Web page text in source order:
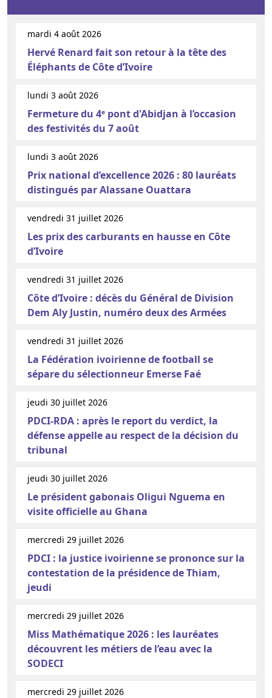
mardi 4 août 2026
Hervé Renard fait son retour à la tête des
Éléphants de Côte d’Ivoire
lundi 3 août 2026
Fermeture du 4ᵉ pont d'Abidjan à l’occasion
des festivités du 7 août
lundi 3 août 2026
Prix national d’excellence 2026 : 80 lauréats
distingués par Alassane Ouattara
vendredi 31 juillet 2026
Les prix des carburants en hausse en Côte
d’Ivoire
vendredi 31 juillet 2026
Côte d’Ivoire : décès du Général de Division
Dem Aly Justin, numéro deux des Armées
vendredi 31 juillet 2026
La Fédération ivoirienne de football se
sépare du sélectionneur Emerse Faé
jeudi 30 juillet 2026
PDCI-RDA : après le report du verdict, la
défense appelle au respect de la décision du
tribunal
jeudi 30 juillet 2026
Le président gabonais Oligui Nguema en
visite officielle au Ghana
mercredi 29 juillet 2026
PDCI : la justice ivoirienne se prononce sur la
contestation de la présidence de Thiam,
jeudi
mercredi 29 juillet 2026
Miss Mathématique 2026 : les lauréates
découvrent les métiers de l’eau avec la
SODECI
mercredi 29 juillet 2026